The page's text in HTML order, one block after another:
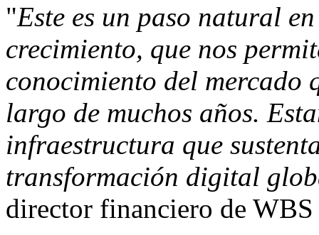
"Este es un paso natural
crecimiento, que nos
conocimiento del mercado
largo de muchos años.
infraestructura que
transformación digital
director financiero de WBS